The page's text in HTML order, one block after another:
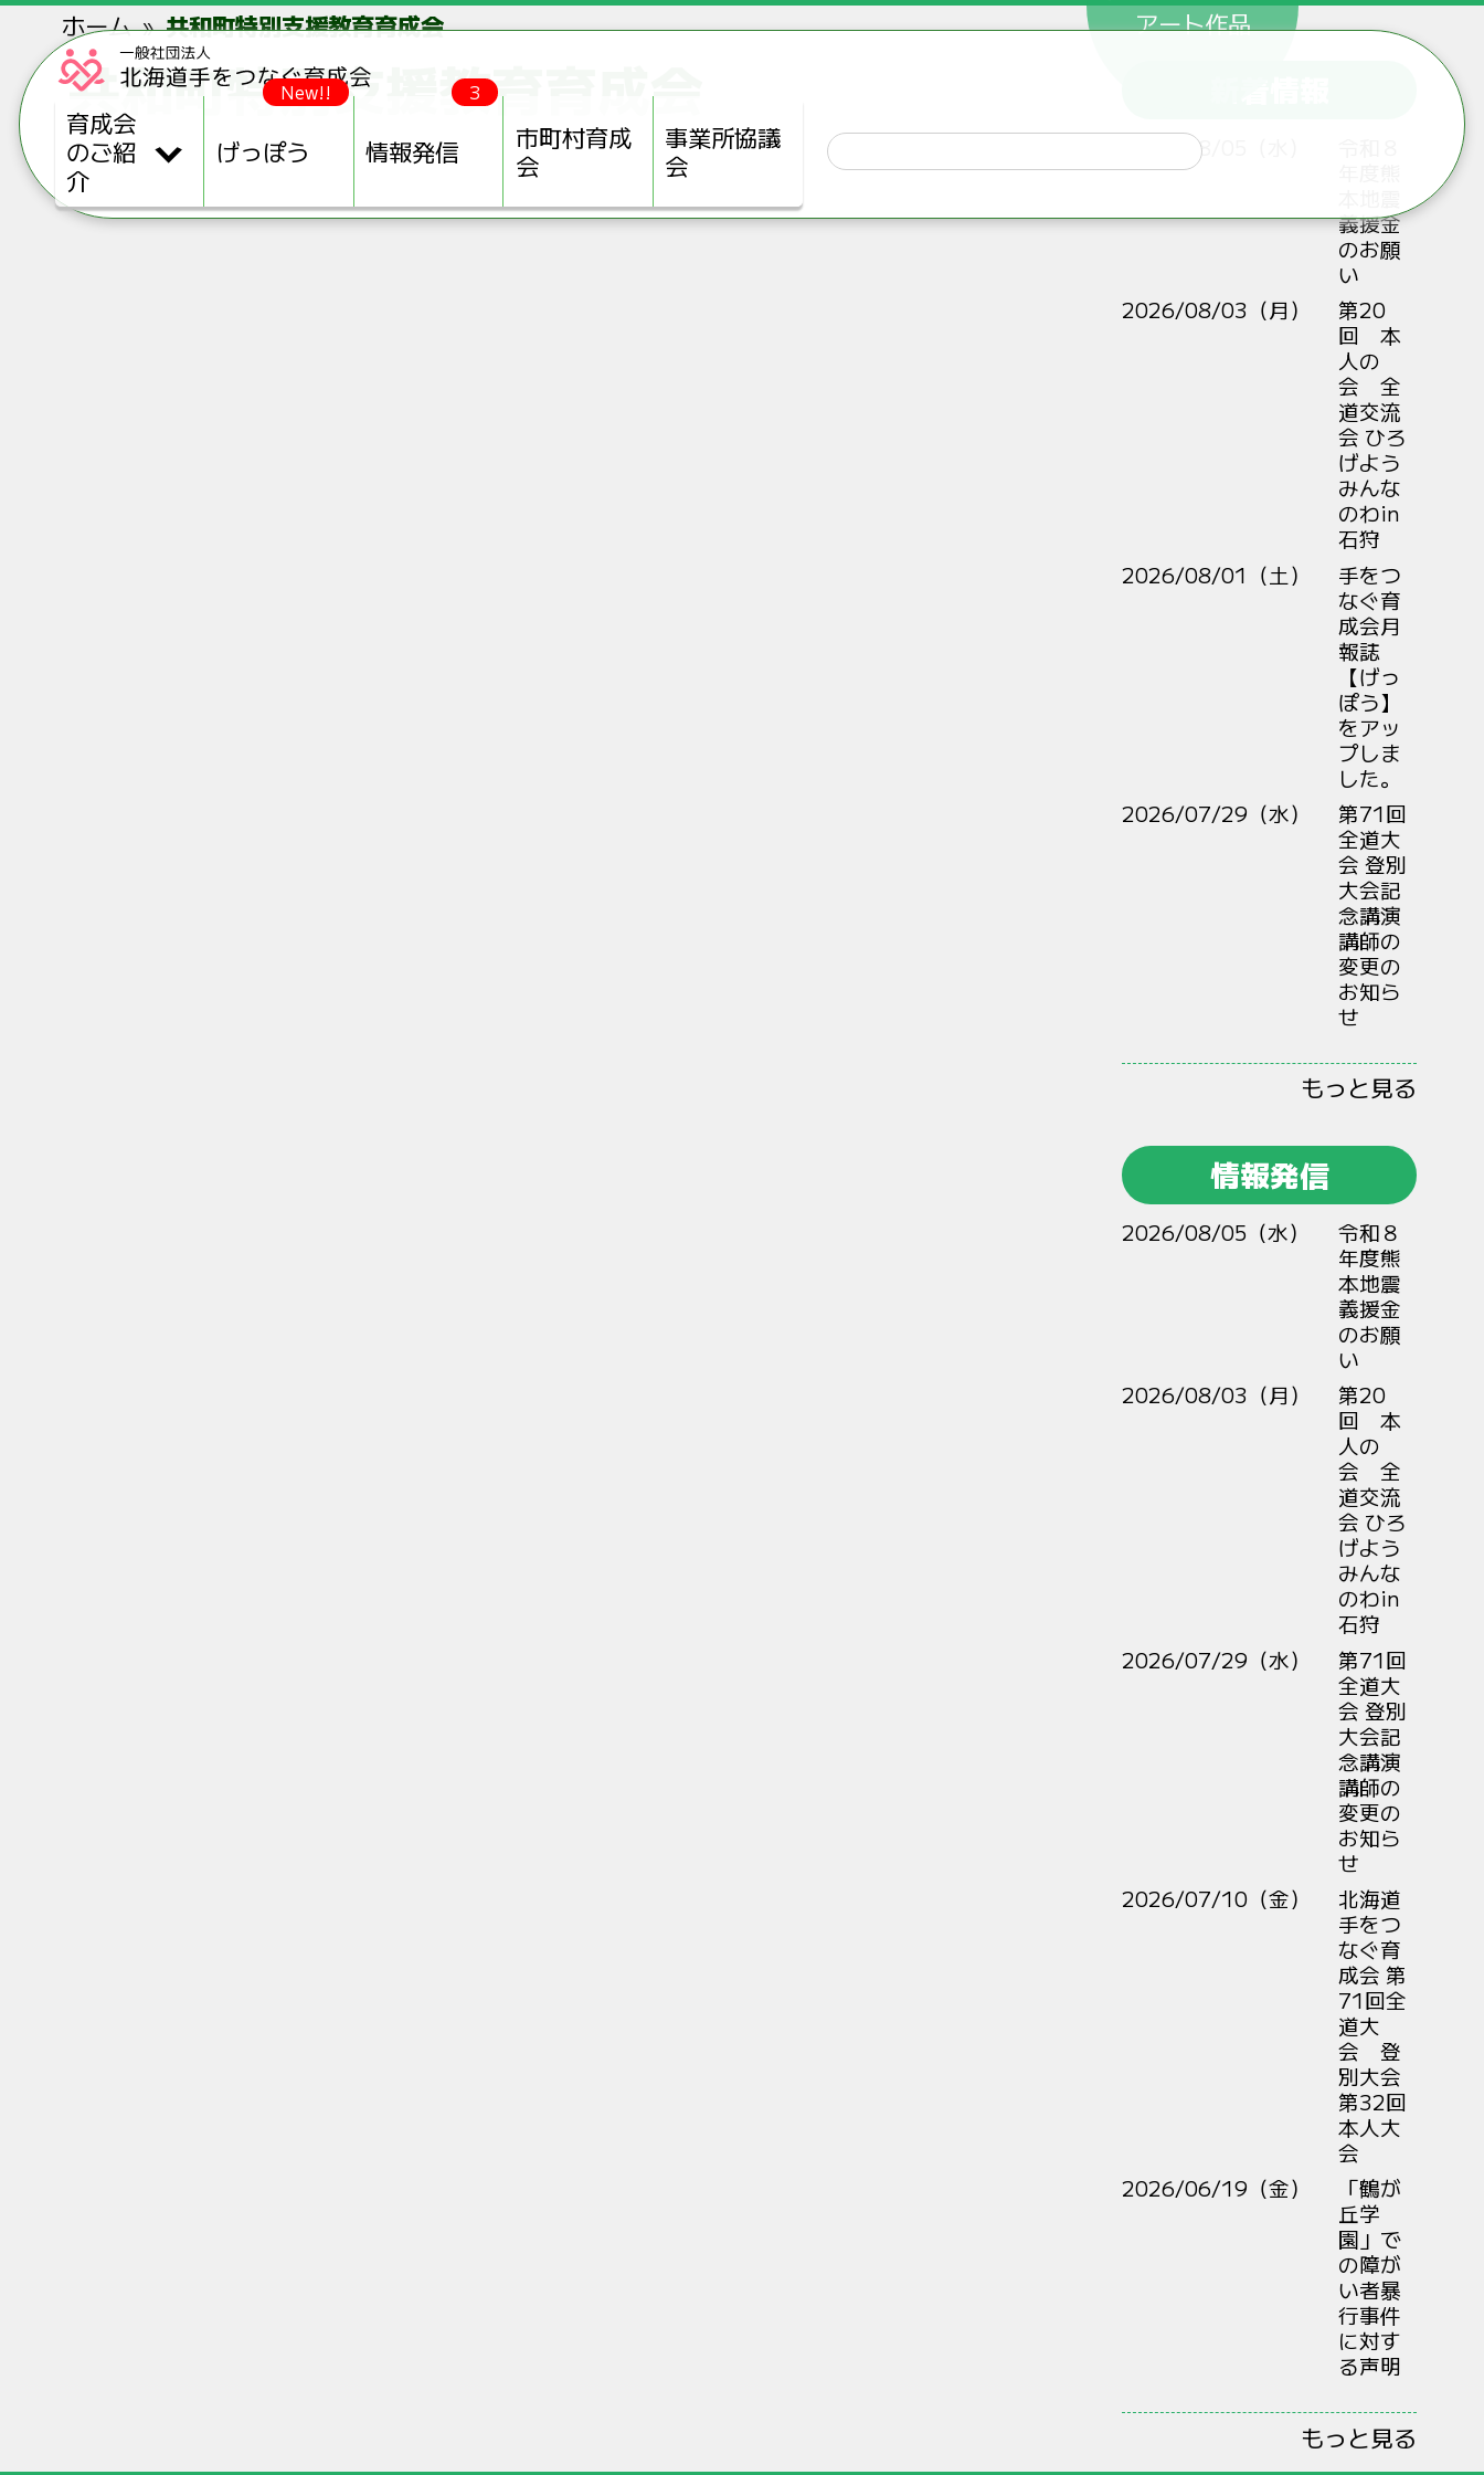
育成会
のご紹
介
New!!
げっぽう
3
情報発信
市町村育成
会
事業所協議
会
アート作品
ホーム 共和町特別支援教育育成会
共和町特別支援教育育成会
2026/08/05（水）
義援金
のお願
い
2026/08/03（月）
第20
回 本
人の
会 全
道交流
会 ひろ
げよう
みんな
のわin
石狩
2026/08/01（土）
手をつ
なぐ育
成会月
報誌
【げっ
ぽう】
をアッ
プしま
した。
2026/07/29（水）
第71回
全道大
会 登別
大会記
念講演
講師の
変更の
お知ら
せ
もっと見る
情報発信
2026/08/05（水）
令和８
年度熊
本地震
義援金
のお願
い
2026/08/03（月）
第20
回 本
人の
会 全
道交流
会 ひろ
げよう
みんな
のわin
石狩
2026/07/29（水）
第71回
全道大
会 登別
大会記
念講演
講師の
変更の
お知ら
せ
2026/07/10（金）
北海道
手をつ
なぐ育
成会 第
71回全
道大
会 登
別大会
第32回
本人大
会
2026/06/19（金）
「鶴が
丘学
園」で
の障が
い者暴
行事件
に対す
る声明
もっと見る